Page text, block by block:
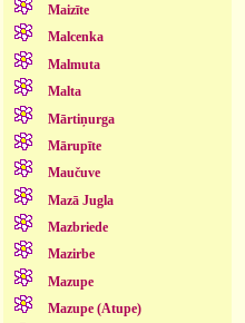
Maizīte
Malcenka
Malmuta
Malta
Mārtiņurga
Mārupīte
Maučuve
Mazā Jugla
Mazbriede
Mazirbe
Mazupe
Mazupe (Atupe)